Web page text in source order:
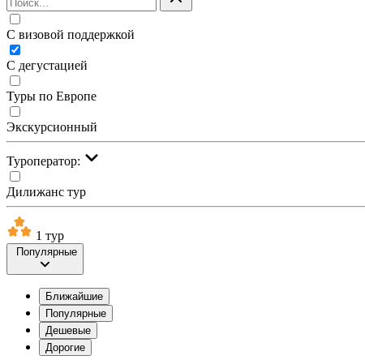
С визовой поддержкой
С дегустацией
Туры по Европе
Экскурсионный
Туроператор:
Дилижанс тур
1 тур
Популярные
Ближайшие
Популярные
Дешевые
Дорогие